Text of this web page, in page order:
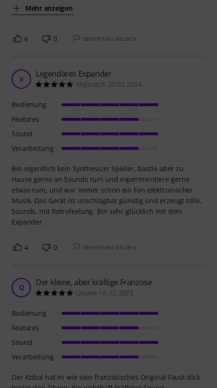
Mehr anzeigen
6 0 BEWERTUNG MELDEN
V Legendäres Expander
Vegbutch 20.02.2024
Bin eigentlich kein Synthesizer Spieler, bastle aber zu
Hause gerne an Sounds rum und experimentiere gerne
etwas rum, und war immer schon ein Fan elektronischer
Musik. Das Gerät ist unschlagbar günstig und erzeugt tolle,
Sounds, mit Retrofeelung. Bin sehr glücklich mit dem
Expander.
Bedienung
Features
Sound
Verarbeitung
4 0 BEWERTUNG MELDEN
Q Der kleine, aber kräftige Franzose
Qwave 16.12.2023
Der Kobol hat es wie sein französisches Original Faust dick
Bedienung
Features
Sound
Verarbeitung